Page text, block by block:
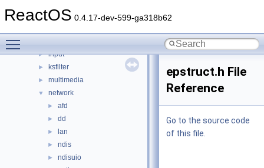
ReactOS 0.4.17-dev-599-ga318b62
► filesystems
► input
► ksfilter
► multimedia
▼ network
► afd
► dd
► lan
► ndis
► ndisuio
epstruct.h File
Reference
Go to the source code
of this file.